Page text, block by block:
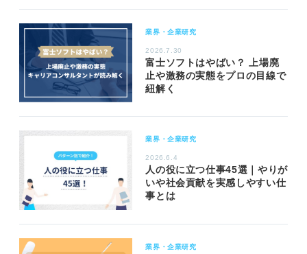
業界・企業研究
2026.7.30
富士ソフトはやばい？ 上場廃
止や激務の実態をプロの目線で
紐解く
業界・企業研究
2026.6.4
人の役に立つ仕事45選｜やりが
いや社会貢献を実感しやすい仕
事とは
業界・企業研究